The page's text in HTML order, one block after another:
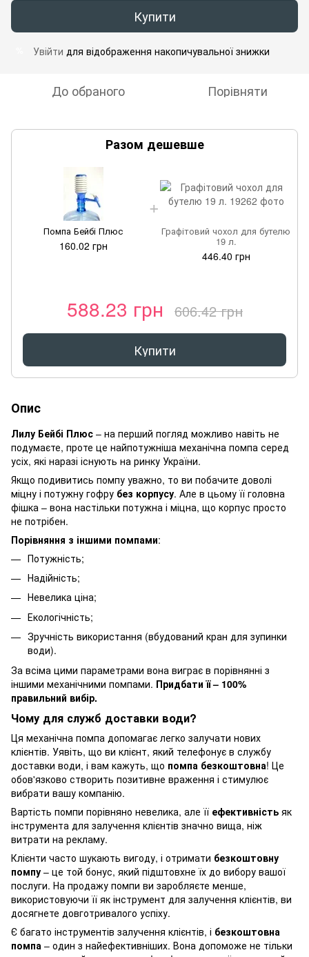
Купити
Увійти для відображення накопичувальної знижки
До обраного Порівняти
Разом дешевше
Помпа Бейбі Плюс
160.02 грн
Графітовий чохол для бутелю
19 л.
446.40 грн
588.23 грн 606.42 грн
Купити
Опис
Лилу Бейбі Плюс – на перший погляд можливо навіть не
подумаєте, проте це найпотужніша механічна помпа серед
усіх, які наразі існують на ринку України.
Якщо подивитись помпу уважно, то ви побачите доволі
міцну і потужну гофру без корпусу. Але в цьому її головна
фішка – вона настільки потужна і міцна, що корпус просто
не потрібен.
Порівняння з іншими помпами:
Потужність;
Надійність;
Невелика ціна;
Екологічність;
Зручність використання (вбудований кран для зупинки
води).
За всіма цими параметрами вона виграє в порівнянні з
іншими механічними помпами. Придбати її – 100%
правильний вибір.
Чому для служб доставки води?
Ця механічна помпа допомагає легко залучати нових
клієнтів. Уявіть, що ви клієнт, який телефонує в службу
доставки води, і вам кажуть, що помпа безкоштовна! Це
обов'язково створить позитивне враження і стимулює
вибрати вашу компанію.
Вартість помпи порівняно невелика, але її ефективність як
інструмента для залучення клієнтів значно вища, ніж
витрати на рекламу.
Клієнти часто шукають вигоду, і отримати безкоштовну
помпу – це той бонус, який підштовхне їх до вибору вашої
послуги. На продажу помпи ви заробляєте менше,
використовуючи її як інструмент для залучення клієнтів, ви
досягнете довготривалого успіху.
Є багато інструментів залучення клієнтів, і безкоштовна
помпа – один з найефективніших. Вона допоможе не тільки